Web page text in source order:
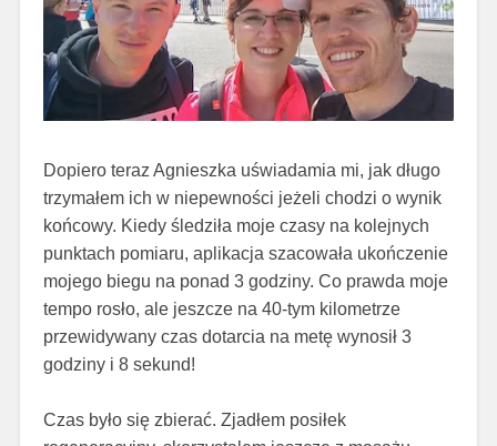
Dopiero teraz Agnieszka uświadamia mi, jak długo
trzymałem ich w niepewności jeżeli chodzi o wynik
końcowy. Kiedy śledziła moje czasy na kolejnych
punktach pomiaru, aplikacja szacowała ukończenie
mojego biegu na ponad 3 godziny. Co prawda moje
tempo rosło, ale jeszcze na 40-tym kilometrze
przewidywany czas dotarcia na metę wynosił 3
godziny i 8 sekund!
Czas było się zbierać. Zjadłem posiłek